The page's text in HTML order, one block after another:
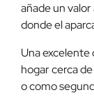
añade un valor
donde el
Una excelente
hogar cerca
o como